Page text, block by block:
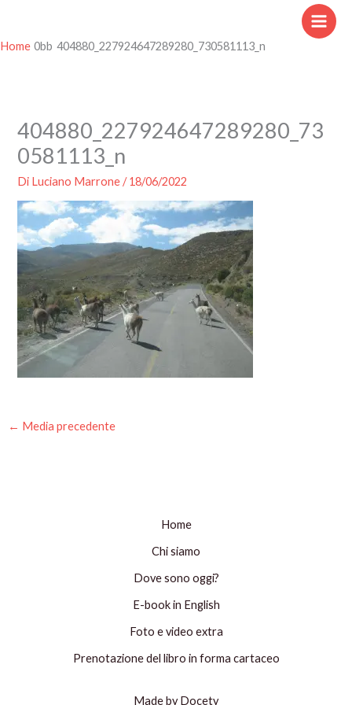
contenuto
Home 404880_227924647289280_730581113_n
404880_227924647289280_73
0581113_n
Di Luciano Marrone/18/06/2022
← Media precedente
Home
Chi siamo
Dove sono oggi?
E-book in English
Foto e video extra
Prenotazione del libro in forma cartaceo
Made by Docety